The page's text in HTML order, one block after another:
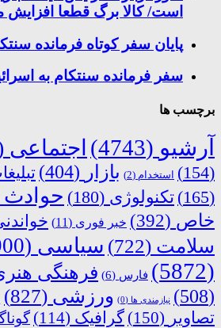
است/ کالا برگ قطعا افزایش
پایان سفر کوتاه فرمانده
سفر فرمانده سنتکام به
برچسب ها
آرشیو (4743) اجتماعی
(154)
استخدام (2) بازار (404)
(165)
تکنولوژی (180) حوادث
خاص (392) خبر فوری (11)
سلامت (722) سیاسی (1900)
(5872)
فارس (6) فرهنگی
(508)
نیازمندی ها (0) ورزشی (827)
تصاویر (150) گرافیک (114)